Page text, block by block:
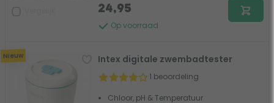
Op voorraad
24,95
Nieuw Intex digitale zwembadtester
1 beoordeling
Chloor, pH & Temperatuur